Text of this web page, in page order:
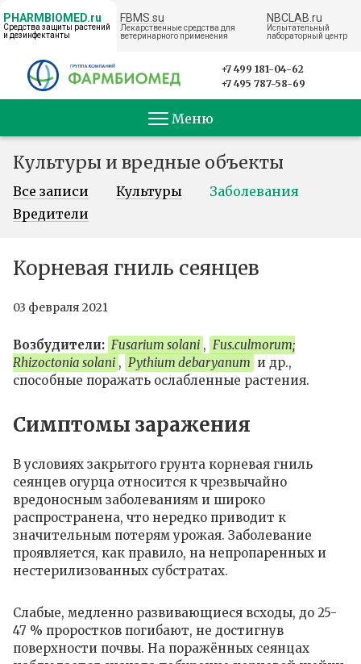
PHARMBIOMED.ru
Средства защиты растений
и дезинфектанты
FBMS.su
Лекарственные средства для
ветеринарного применения
NBCLAB.ru
Испытательный
лабораторный центр
← НА ГЛАВНУЮ
+7 499 181-04-62
+7 495 787-58-69
Меню
Культуры и вредные объекты
Все записи Культуры
Заболевания
Вредители
Корневая гниль сеянцев
03 февраля 2021
Возбудители: Fusarium solani , Fus.culmorum;
Rhizoctonia solani , Pythium debaryanum и др.,
способные поражать ослабленные растения.
Симптомы заражения
В условиях закрытого грунта корневая гниль
сеянцев огурца относится к чрезвычайно
вредоносным заболеваниям и широко
распространена, что нередко приводит к
значительным потерям урожая. Заболевание
проявляется, как правило, на непропаренных и
нестерилизованных субстратах.
Слабые, медленно развивающиеся всходы, до 25-
47 % проростков погибают, не достигнув
поверхности почвы. На поражённых сеянцах